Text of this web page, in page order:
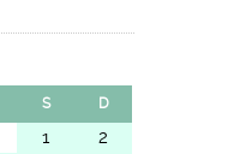
S D
1
2